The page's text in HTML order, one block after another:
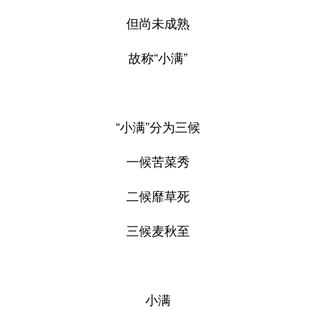
但尚未成熟
故称“小满”
“小满”分为三候
一候苦菜秀
二候靡草死
三候麦秋至
小满